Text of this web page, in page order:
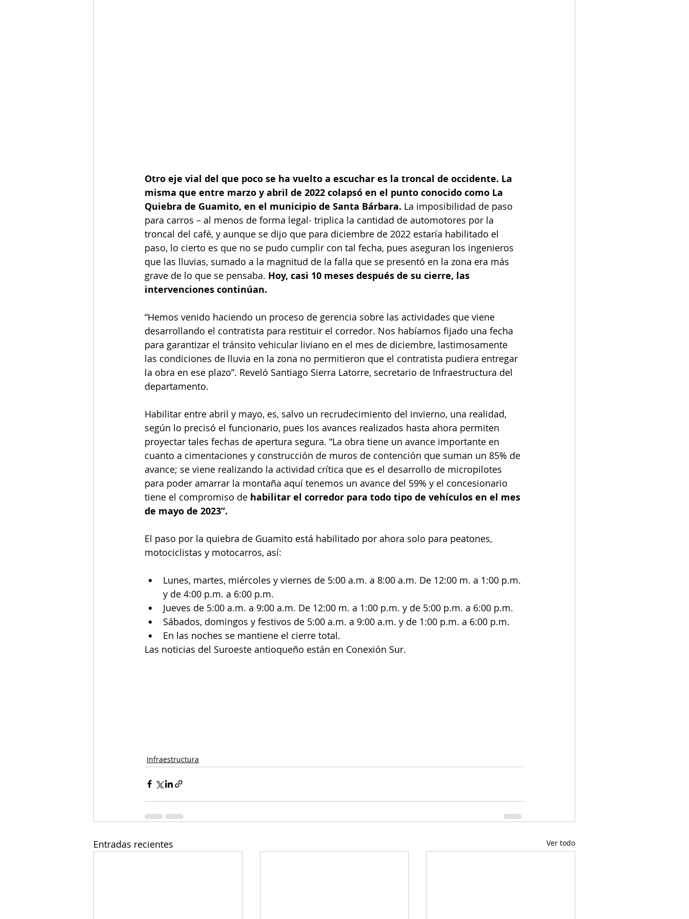
Otro eje vial del que poco se ha vuelto a escuchar es la troncal de occidente. La
misma que entre marzo y abril de 2022 colapsó en el punto conocido como La
Quiebra de Guamito, en el municipio de Santa Bárbara. La imposibilidad de paso
para carros – al menos de forma legal- triplica la cantidad de automotores por la
troncal del café, y aunque se dijo que para diciembre de 2022 estaría habilitado el
paso, lo cierto es que no se pudo cumplir con tal fecha, pues aseguran los ingenieros
que las lluvias, sumado a la magnitud de la falla que se presentó en la zona era más
grave de lo que se pensaba. Hoy, casi 10 meses después de su cierre, las
intervenciones continúan.
“Hemos venido haciendo un proceso de gerencia sobre las actividades que viene
desarrollando el contratista para restituir el corredor. Nos habíamos fijado una fecha
para garantizar el tránsito vehicular liviano en el mes de diciembre, lastimosamente
las condiciones de lluvia en la zona no permitieron que el contratista pudiera entregar
la obra en ese plazo”. Reveló Santiago Sierra Latorre, secretario de Infraestructura del
departamento.
Habilitar entre abril y mayo, es, salvo un recrudecimiento del invierno, una realidad,
según lo precisó el funcionario, pues los avances realizados hasta ahora permiten
proyectar tales fechas de apertura segura. “La obra tiene un avance importante en
cuanto a cimentaciones y construcción de muros de contención que suman un 85% de
avance; se viene realizando la actividad crítica que es el desarrollo de micropilotes
para poder amarrar la montaña aquí tenemos un avance del 59% y el concesionario
tiene el compromiso de habilitar el corredor para todo tipo de vehículos en el mes
de mayo de 2023”.
El paso por la quiebra de Guamito está habilitado por ahora solo para peatones,
motociclistas y motocarros, así:
Lunes, martes, miércoles y viernes de 5:00 a.m. a 8:00 a.m. De 12:00 m. a 1:00 p.m.
y de 4:00 p.m. a 6:00 p.m.
Jueves de 5:00 a.m. a 9:00 a.m. De 12:00 m. a 1:00 p.m. y de 5:00 p.m. a 6:00 p.m.
Sábados, domingos y festivos de 5:00 a.m. a 9:00 a.m. y de 1:00 p.m. a 6:00 p.m.
En las noches se mantiene el cierre total.
Las noticias del Suroeste antioqueño están en Conexión Sur.
Infraestructura
Entradas recientes Ver todo